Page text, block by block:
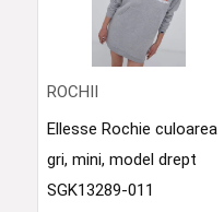
ROCHII
Ellesse Rochie culoarea
gri, mini, model drept
SGK13289-011